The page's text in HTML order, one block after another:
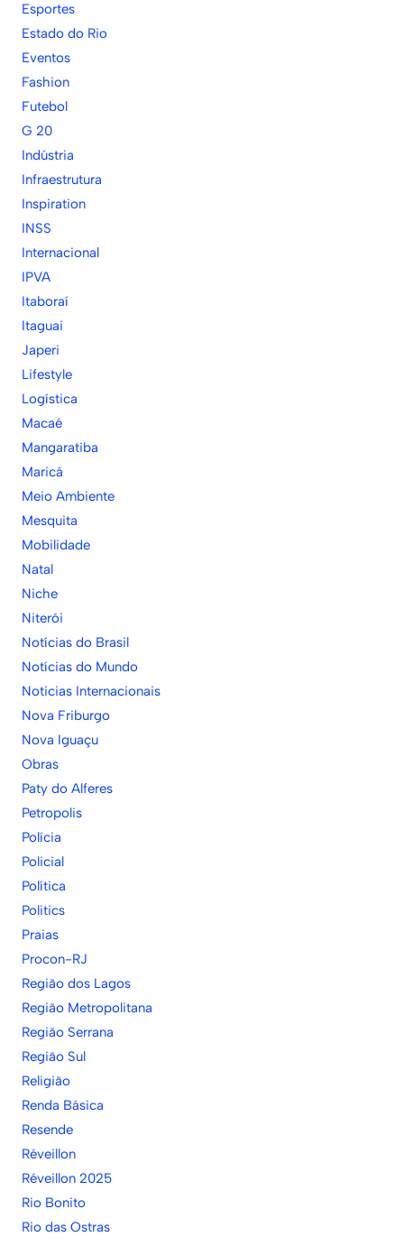
Esportes
Estado do Rio
Eventos
Fashion
Futebol
G 20
Indústria
Infraestrutura
Inspiration
INSS
Internacional
IPVA
Itaboraí
Itaguai
Japeri
Lifestyle
Logística
Macaé
Mangaratiba
Maricá
Meio Ambiente
Mesquita
Mobilidade
Natal
Niche
Niterói
Notícias do Brasil
Notícias do Mundo
Noticias Internacionais
Nova Friburgo
Nova Iguaçu
Obras
Paty do Alferes
Petropolis
Polícia
Policial
Política
Politics
Praias
Procon-RJ
Região dos Lagos
Região Metropolitana
Região Serrana
Região Sul
Religião
Renda Básica
Resende
Réveillon
Réveillon 2025
Rio Bonito
Rio das Ostras